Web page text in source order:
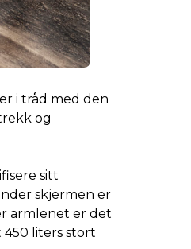
i tråd med den
og
sitt
skjermen er
armlenet er det
450 liters stort